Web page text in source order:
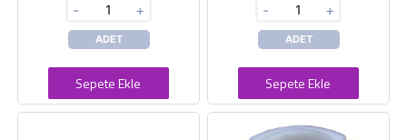
- +
ADET
Sepete Ekle
- +
ADET
Sepete Ekle